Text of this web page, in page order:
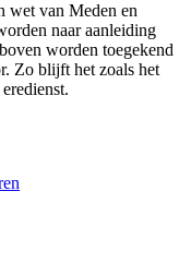
wet van Meden en
naar aanleiding
worden toegekend
Zo blijft het zoals het